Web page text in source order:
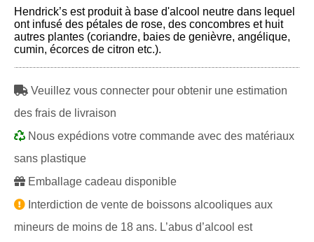
Hendrick’s est produit à base d'alcool neutre dans lequel
ont infusé des pétales de rose, des concombres et huit
autres plantes (coriandre, baies de genièvre, angélique,
cumin, écorces de citron etc.).
Veuillez vous connecter pour obtenir une estimation
des frais de livraison
Nous expédions votre commande avec des matériaux
sans plastique
Emballage cadeau disponible
Interdiction de vente de boissons alcooliques aux
mineurs de moins de 18 ans. L’abus d’alcool est